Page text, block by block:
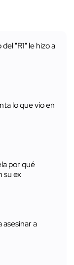
"R1" le hizo a
lo que vio en
por qué
su ex
asesinar a